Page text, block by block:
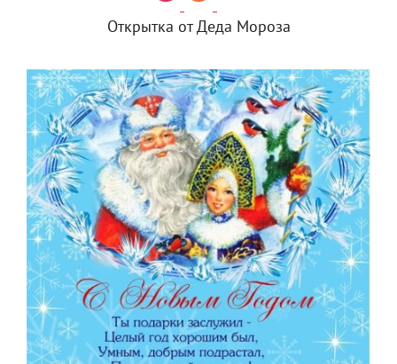
Открытка от Деда Мороза